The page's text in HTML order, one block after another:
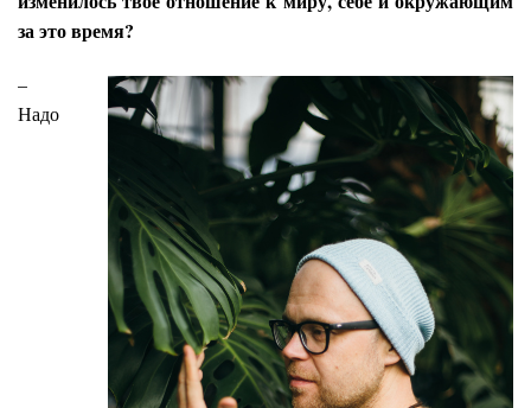
за это время?
–
Надо